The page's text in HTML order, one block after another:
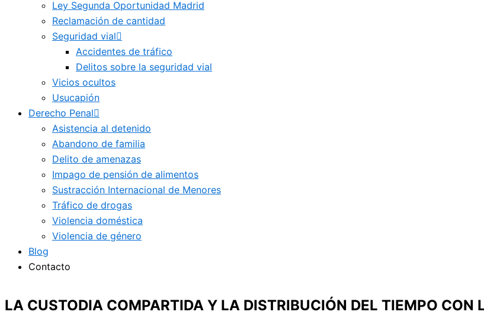
Ley Segunda Oportunidad Madrid
Reclamación de cantidad
Seguridad vial
Accidentes de tráfico
Delitos sobre la seguridad vial
Vicios ocultos
Usucapión
Derecho Penal
Asistencia al detenido
Abandono de familia
Delito de amenazas
Impago de pensión de alimentos
Sustracción Internacional de Menores
Tráfico de drogas
Violencia doméstica
Violencia de género
Blog
Contacto
LA CUSTODIA COMPARTIDA Y LA DISTRIBUCIÓN DEL TIEMPO CON